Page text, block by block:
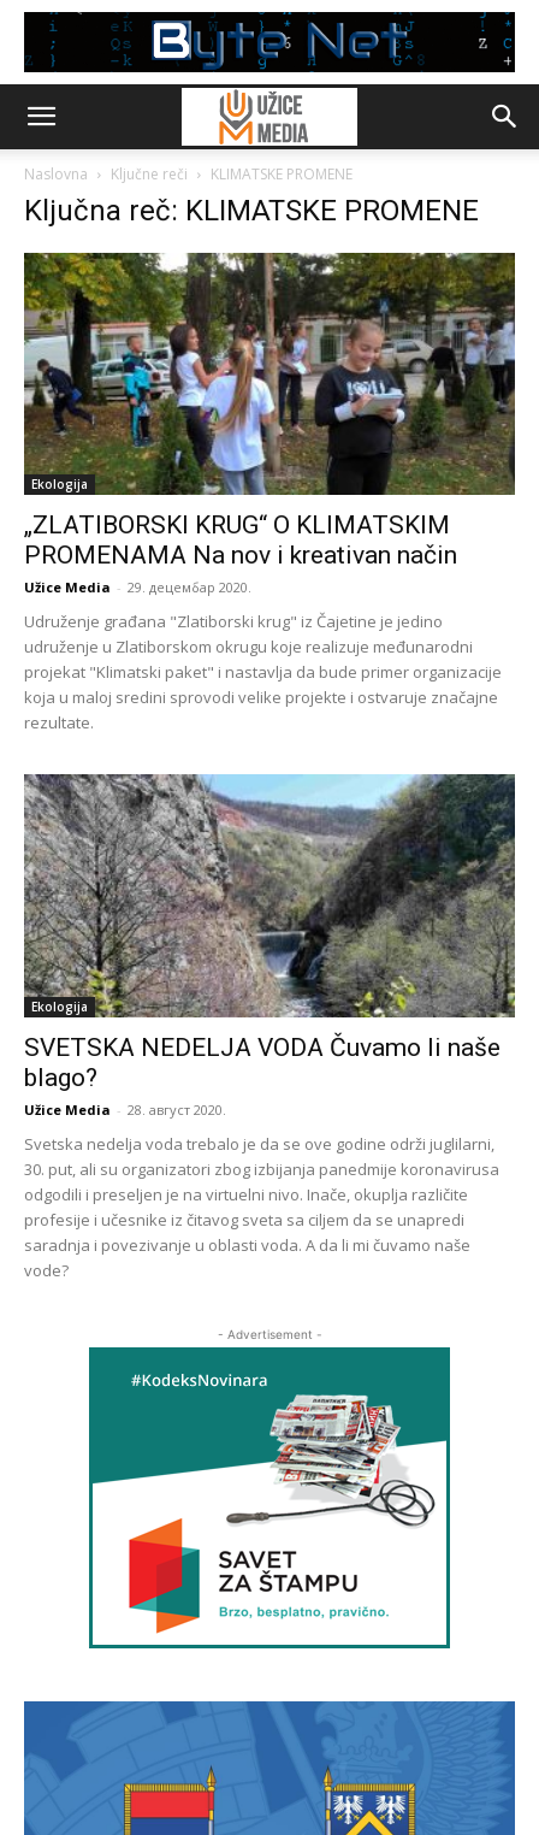
Naslovna Ključne reči KLIMATSKE PROMENE
Ključna reč: KLIMATSKE PROMENE
Ekologija
„ZLATIBORSKI KRUG“ O KLIMATSKIM
PROMENAMA Na nov i kreativan način
Užice Media - 29. децембар 2020.
Udruženje građana "Zlatiborski krug" iz Čajetine je jedino
udruženje u Zlatiborskom okrugu koje realizuje međunarodni
projekat "Klimatski paket" i nastavlja da bude primer organizacije
koja u maloj sredini sprovodi velike projekte i ostvaruje značajne
rezultate.
Ekologija
SVETSKA NEDELJA VODA Čuvamo li naše
blago?
Užice Media - 28. август 2020.
Svetska nedelja voda trebalo je da se ove godine održi juglilarni,
30. put, ali su organizatori zbog izbijanja panedmije koronavirusa
odgodili i preseljen je na virtuelni nivo. Inače, okuplja različite
profesije i učesnike iz čitavog sveta sa ciljem da se unapredi
saradnja i povezivanje u oblasti voda. A da li mi čuvamo naše
vode?
- Advertisement -